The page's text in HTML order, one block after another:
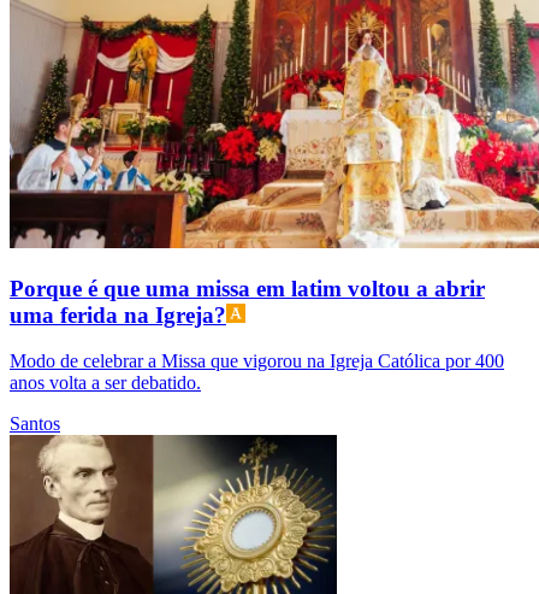
Porque é que uma missa em latim voltou a abrir
uma ferida na Igreja?
Modo de celebrar a Missa que vigorou na Igreja Católica por 400
anos volta a ser debatido.
Santos